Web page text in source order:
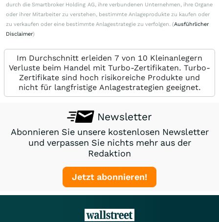
durch die Smartbroker Holding AG, ihre verbundenen Unternehmen, ihre Organe
oder ihrer Mitarbeiter zu verstehen, bestimmte Anlageprodukte zu kaufen oder
zu verkaufen oder eine bestimmte Anlagestrategie zu verfolgen. (Ausführlicher
Disclaimer)
Im Durchschnitt erleiden 7 von 10 Kleinanlegern
Verluste beim Handel mit Turbo-Zertifikaten. Turbo-
Zertifikate sind hoch risikoreiche Produkte und
nicht für langfristige Anlagestrategien geeignet.
Newsletter
Abonnieren Sie unsere kostenlosen Newsletter
und verpassen Sie nichts mehr aus der
Redaktion
Jetzt abonnieren!